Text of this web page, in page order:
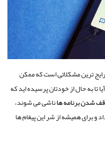
ترین مشکلاتی است که ممکن
آیا تا به حال از خودتان پرسیده اید که
شدنبرنامههاناشی می شوند،
و برای همیشه از شر این پیغام ها